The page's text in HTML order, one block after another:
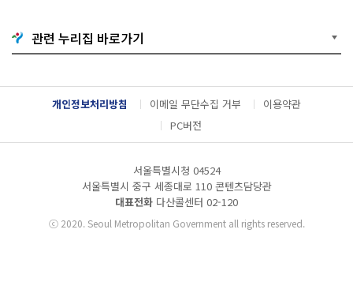
기
G
o
g
l
e
e
서
다
운
관련 누리집 바로가기
개인정보처리방침 이메일 무단수집 거부
이용약관
PC버전
서울특별시청 04524
서울특별시 중구 세종대로 110 콘텐츠담당관
대표전화 다산콜센터 02-120
ⓒ2020. Seoul Metropolitan Government all rights reserved.